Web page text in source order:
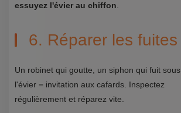
essuyez l'évier au chiffon
6. Réparer les fuites
Un robinet qui goutte, un siphon qui fuit sous
l'évier = invitation aux cafards. Inspectez
régulièrement et réparez vite.